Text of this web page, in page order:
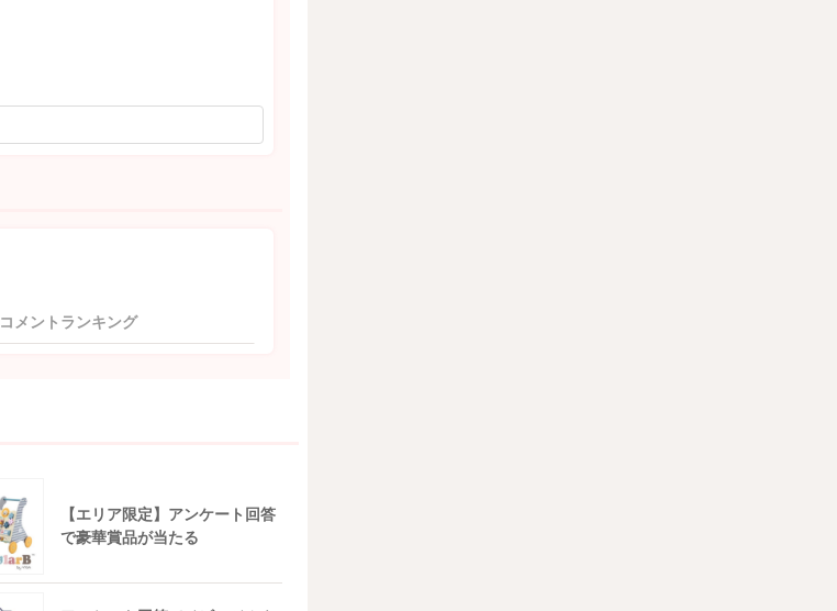
コメントランキング
【エリア限定】アンケート回答
で豪華賞品が当たる